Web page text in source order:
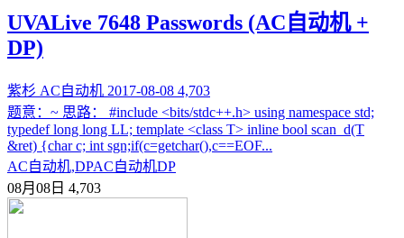
UVALive 7648 Passwords (AC自动机 +
DP)
紫杉 AC自动机 2017-08-08 4,703
题意：~ 思路： #include <bits/stdc++.h> using namespace std;
typedef long long LL; template <class T> inline bool scan_d(T
&ret) {char c; int sgn;if(c=getchar(),c==EOF...
AC自动机,DPAC自动机DP
08月08日 4,703